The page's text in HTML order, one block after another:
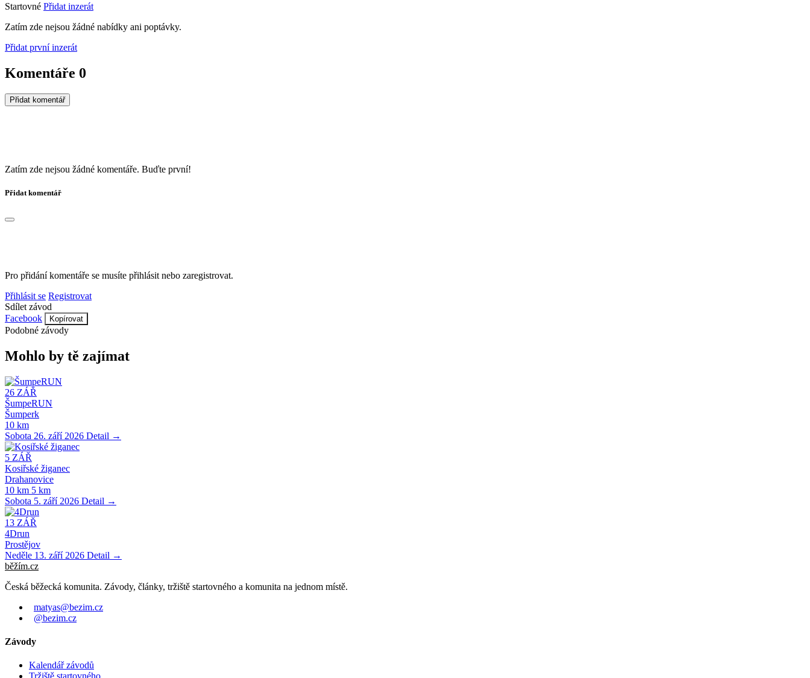
Startovné Přidat inzerát
Zatím zde nejsou žádné nabídky ani poptávky.
Přidat první inzerát
Komentáře 0
Přidat komentář
Zatím zde nejsou žádné komentáře. Buďte první!
Přidat komentář
Pro přidání komentáře se musíte přihlásit nebo zaregistrovat.
Přihlásit se Registrovat
Sdílet závod
Facebook
Kopírovat
Podobné závody
Mohlo by tě zajímat
26 ZÁŘ
ŠumpeRUN
Šumperk
10 km
Sobota 26. září 2026 Detail →
5 ZÁŘ
Kosiřské žiganec
Drahanovice
10 km 5 km
Sobota 5. září 2026 Detail →
13 ZÁŘ
4Drun
Prostějov
Neděle 13. září 2026 Detail →
běžím.cz
Česká běžecká komunita. Závody, články, tržiště startovného a komunita na jednom místě.
matyas@bezim.cz
@bezim.cz
Závody
Kalendář závodů